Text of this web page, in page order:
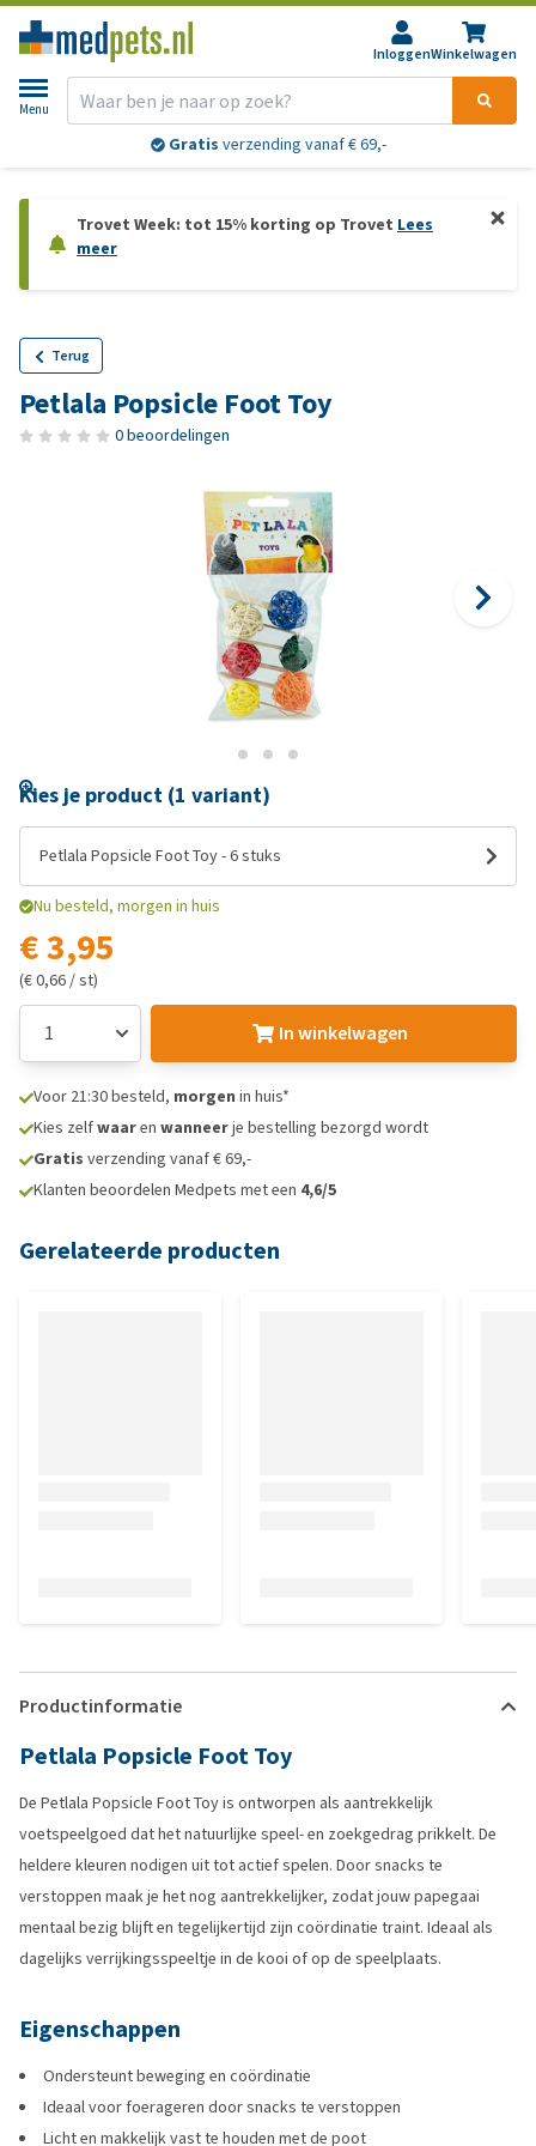
InloggenWinkelwagen
Menu
Gratis verzending vanaf € 69,-
Trovet Week: tot 15% korting op Trovet Lees
meer
Terug
Petlala Popsicle Foot Toy
0 beoordelingen
Kies je product (1 variant)
Petlala Popsicle Foot Toy - 6 stuks
Nu besteld, morgen in huis
€ 3,95
(€ 0,66 / st)
In winkelwagen
Voor 21:30 besteld, morgen in huis*
Kies zelfwaaren wanneerje bestelling bezorgd wordt
Gratis verzending vanaf € 69,-
Klanten beoordelen Medpets met een 4,6/5
Gerelateerde producten
Productinformatie
Petlala Popsicle Foot Toy
De Petlala Popsicle Foot Toy is ontworpen als aantrekkelijk
voetspeelgoed dat het natuurlijke speel- en zoekgedrag prikkelt. De
heldere kleuren nodigen uit tot actief spelen. Door snacks te
verstoppen maak je het nog aantrekkelijker, zodat jouw papegaai
mentaal bezig blijft en tegelijkertijd zijn coördinatie traint. Ideaal als
dagelijks verrijkingsspeeltje in de kooi of op de speelplaats.
Eigenschappen
Ondersteunt beweging en coördinatie
Ideaal voor foerageren door snacks te verstoppen
Licht en makkelijk vast te houden met de poot